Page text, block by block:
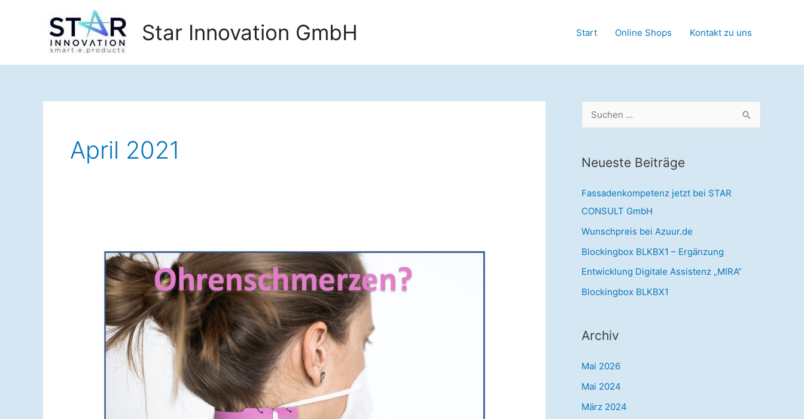
Star Innovation GmbH Start Online Shops Kontakt zu uns
April 2021
u
h
n
n
a
c
h
:
Neueste Beiträge
Fassadenkompetenz jetzt bei STAR
CONSULT GmbH
Wunschpreis bei Azuur.de
Blockingbox BLKBX1 – Ergänzung
Entwicklung Digitale Assistenz „MIRA“
Blockingbox BLKBX1
Archiv
Mai 2026
Mai 2024
März 2024